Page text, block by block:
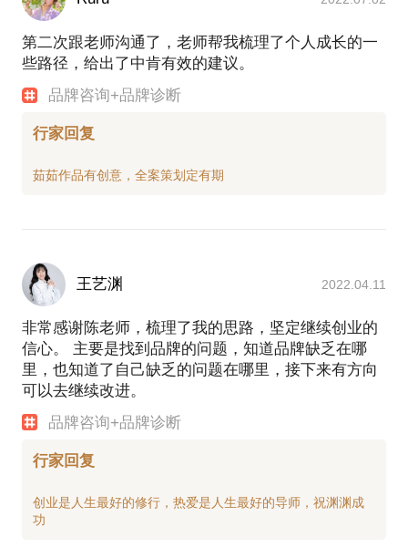
第二次跟老师沟通了，老师帮我梳理了个人成长的一
些路径，给出了中肯有效的建议。
品牌咨询+品牌诊断
行家回复
王艺渊 2022.04.11
非常感谢陈老师，梳理了我的思路，坚定继续创业的
信心。 主要是找到品牌的问题，知道品牌缺乏在哪
里，也知道了自己缺乏的问题在哪里，接下来有方向
可以去继续改进。
品牌咨询+品牌诊断
行家回复
创业是人生最好的修行，热爱是人生最好的导师，祝渊渊成